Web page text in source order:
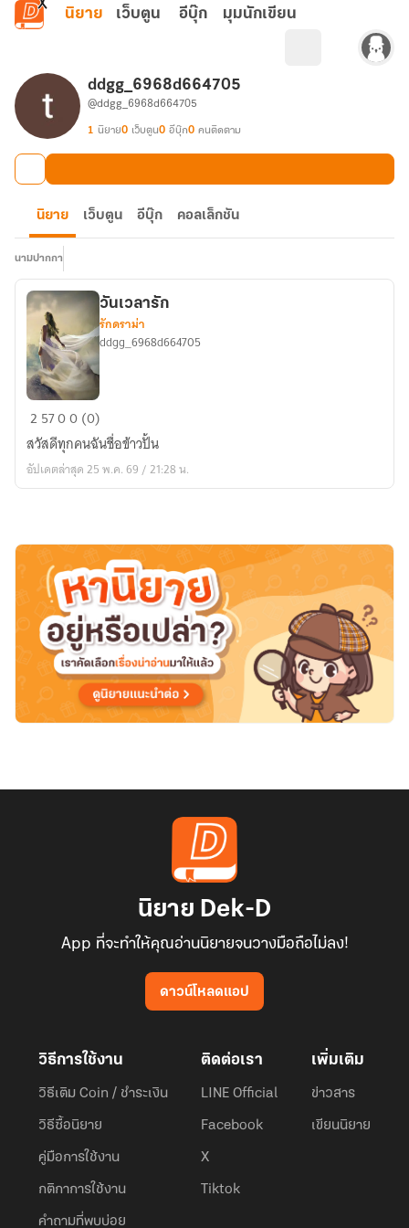
ข้ามไปยังเนื้อหาหลัก
นิยาย เว็บตูน อีบุ๊ก มุมนักเขียน
ddgg_6968d664705
@ddgg_6968d664705
1 นิยาย0 เว็บตูน0 อีบุ๊ก0 คนติดตาม
นิยาย เว็บตูน อีบุ๊ก คอลเล็กชัน
นามปากกา
วัน
เวลา
รัก
วันเวลารัก
รักดราม่า
ddgg_6968d664705
2 5700 (0)
สวัสดีทุกคนฉันชื่อข้าวปั้น
อัปเดตล่าสุด 25 พ.ค. 69 / 21:28 น.
นิยาย Dek-D
App ที่จะทำให้คุณอ่านนิยายจนวางมือถือไม่ลง!
ดาวน์โหลดแอป
วิธีการใช้งาน
วิธีเติม Coin / ชำระเงิน
วิธีซื้อนิยาย
คู่มือการใช้งาน
กติกาการใช้งาน
คำถามที่พบบ่อย
ติดต่อเรา
LINE Official
Facebook
X
Tiktok
เพิ่มเติม
ข่าวสาร
เขียนนิยาย